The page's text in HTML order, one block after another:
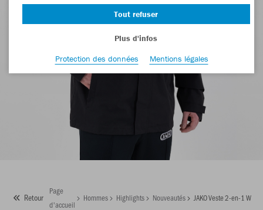
Retour
Page
d'accueil
Hommes Highlights Nouveautés JAKO Veste 2-en-1
Tout refuser
Plus d'infos
Protection des données
Mentions légales